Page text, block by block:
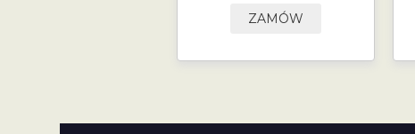
ZAMÓW